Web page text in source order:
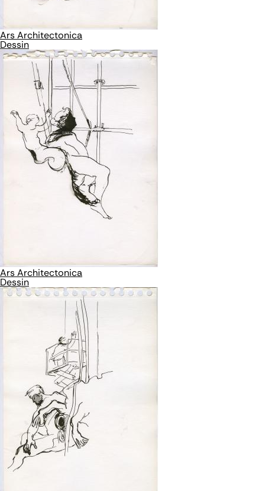
Ars Architectonica
Dessin
Ars Architectonica
Dessin